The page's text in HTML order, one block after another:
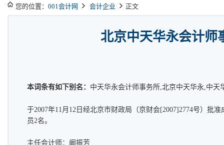
您的位置： 001会计网 会计企业 正文
北京中天华永会计师
本词条有如下别名： 中天华永会计师事务所,北京中天华永,中天
于2007年11月12日经北京市财政局（京财会[2007]2774号）批
员2名。
主任会计师：阚振芳